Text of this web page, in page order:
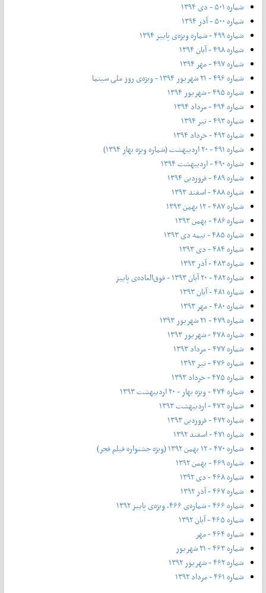
شماره ۵۰۱ - دی ۱۳۹۴
شماره ۵۰۰ - آذر ۱۳۹۴
شماره ۴۹۹ - شماره ویژه‌ی پاییز ۱۳۹۴
شماره ۴۹۸ - آبان ۱۳۹۴
شماره ۴۹۷ - مهر ۱۳۹۴
شماره ۴۹۶ - ۲۱ شهریور ۱۳۹۴ - ویژه‌ی روز ملی سینما
شماره ۴۹۵ - شهریور ۱۳۹۴
شماره ۴۹۴ - مرداد ۱۳۹۴
شماره ۴۹۳ - تیر ۱۳۹۴
شماره ۴۹۲ - خرداد ۱۳۹۴
شماره ۴۹۱ - ۲۰ اردیبهشت (شماره ویژه بهار ۱۳۹۴)
شماره ۴۹۰ - اردیبهشت ۱۳۹۴
شماره ۴۸۹ - فروردین ۱۳۹۴
شماره ۴۸۸ - اسفند ۱۳۹۳
شماره ۴۸۷ - ۱۲ بهمن ۱۳۹۳
شماره ۴۸۶ - بهمن ۱۳۹۳
شماره ۴۸۵ - نیمه دی ۱۳۹۳
شماره ۴۸۴ - دی ۱۳۹۳
شماره ۴۸۳ - آذر ۱۳۹۳
شماره ۴۸۲ - ۲۰ آبان ۱۳۹۳ - فوق‌العاده‌ی پاییز
شماره ۴۸۱ - آبان ۱۳۹۳
شماره ۴۸۰ - مهر ۱۳۹۳
شماره ۴۷۹ - ۲۱ شهریور ۱۳۹۳
شماره ۴۷۸ - شهریور ۱۳۹۳
شماره ۴۷۷ - مرداد ۱۳۹۳
شماره ۴۷۶ - تیر ۱۳۹۳
شماره ۴۷۵ - خرداد ۱۳۹۳
شماره ۴۷۴ - ویژه بهار - ۲۰ اردیبهشت ۱۳۹۳
شماره ۴۷۳ - اردیبهشت ۱۳۹۳
شماره ۴۷۲ - فروردین ۱۳۹۳
شماره ۴۷۱ - اسفند ۱۳۹۲
شماره ۴۷۰ - ۱۲ بهمن ۱۳۹۲ (ویژه جشنواره فیلم فجر)
شماره ۴۶۹ - بهمن ۱۳۹۲
شماره ۴۶۸ - دی ۱۳۹۲
شماره ۴۶۷ - آذر ۱۳۹۲
شماره ۴۶۶ - شماره‌ی ۴۶۶، ویژه‌ی پاییز ۱۳۹۲
شماره ۴۶۵ - آبان ۱۳۹۲
شماره ۴۶۴ - مهر
شماره ۴۶۳ - ۲۱ شهریور
شماره ۴۶۲ - شهریور ۱۳۹۲
شماره ۴۶۱ - مرداد ۱۳۹۲